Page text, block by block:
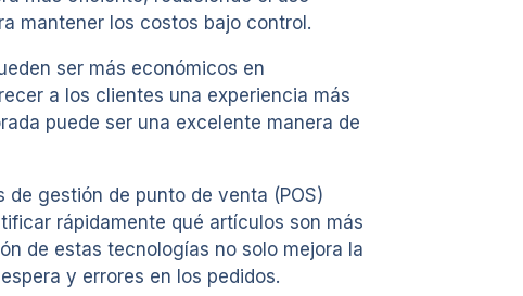
mantener los costos bajo control.
ser más económicos en
a los clientes una experiencia más
puede ser una excelente manera de
gestión de punto de venta (POS)
rápidamente qué artículos son más
de estas tecnologías no solo mejora la
y errores en los pedidos.